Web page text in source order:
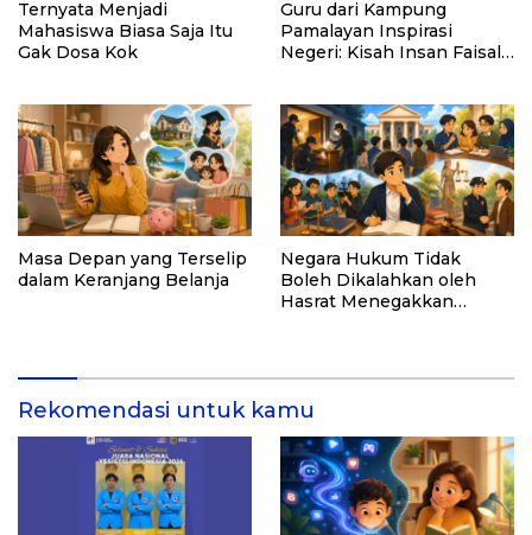
Ternyata Menjadi
Mahasiswa Biasa Saja Itu
Gak Dosa Kok
Guru dari Kampung
Pamalayan Inspirasi
Negeri: Kisah Insan Faisal
Pelosok Negeri”
Masa Depan yang Terselip
dalam Keranjang Belanja
Negara Hukum Tidak
Boleh Dikalahkan oleh
Hasrat Menegakkan
Rekomendasi untuk kamu